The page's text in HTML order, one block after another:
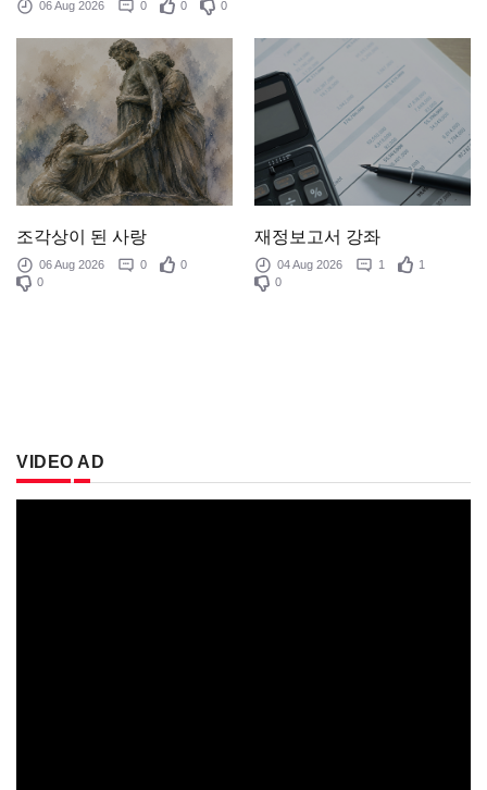
06 Aug 2026 0 0 0
조각상이 된 사랑
06 Aug 2026 0
0
0
재정보고서 강좌
04 Aug 2026 1
1
0
VIDEO AD